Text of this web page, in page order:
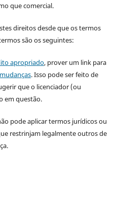
que comercial.
direitos desde que os termos
são os seguintes:
apropriado, prover um link para
. Isso pode ser feito de
que o licenciador (ou
em questão.
pode aplicar termos jurídicos ou
restrinjam legalmente outros de